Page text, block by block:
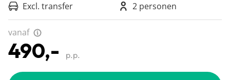
Excl. transfer
2 personen
vanaf
490,- p.p.